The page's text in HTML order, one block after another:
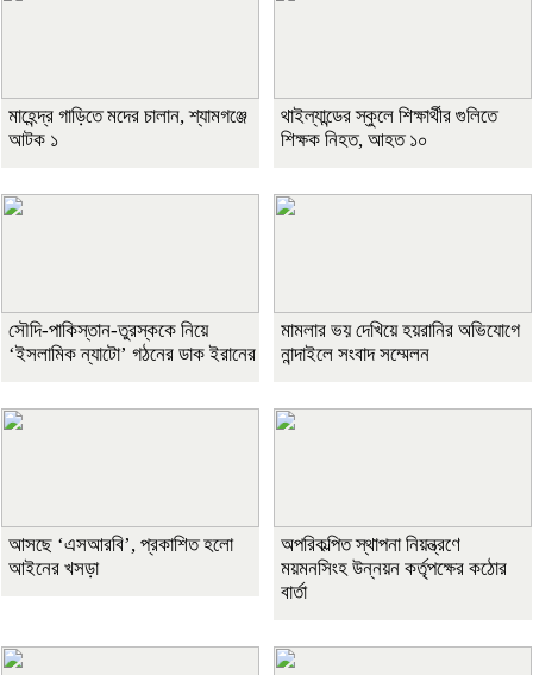
মাহেন্দ্র গাড়িতে মদের চালান, শ্যামগঞ্জে
আটক ১
থাইল্যান্ডের স্কুলে শিক্ষার্থীর গুলিতে
শিক্ষক নিহত, আহত ১০
সৌদি-পাকিস্তান-তুরস্ককে নিয়ে
‘ইসলামিক ন্যাটো’ গঠনের ডাক ইরানের
মামলার ভয় দেখিয়ে হয়রানির অভিযোগে
নান্দাইলে সংবাদ সম্মেলন
আসছে ‘এসআরবি’, প্রকাশিত হলো
আইনের খসড়া
অপরিকল্পিত স্থাপনা নিয়ন্ত্রণে
ময়মনসিংহ উন্নয়ন কর্তৃপক্ষের কঠোর
বার্তা